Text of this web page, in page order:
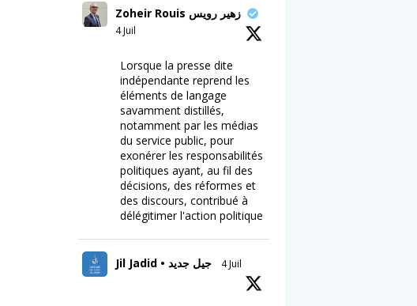
Zoheir Rouis زهير رويس
4 Juil
Lorsque la presse dite
indépendante reprend les
éléments de langage
savamment distillés,
notamment par les médias
du service public, pour
exonérer les responsabilités
politiques ayant, au fil des
décisions, des réformes et
des discours, contribué à
délégitimer l'action politique
Jil Jadid • جيل جديد 4 Juil